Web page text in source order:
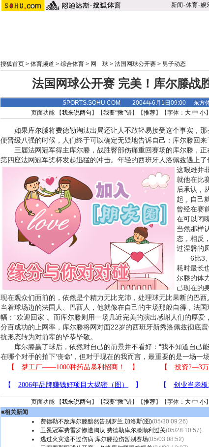
新闻-体育-娱
搜狐首页 > 体育频道 > 综合体育 > 网 球 > 法国网球公开赛 > 男子动态
法国网球公开赛 完美！库尔滕战
SPORTS.SOHU.COM 2004年6月1日09:00 东方
页面功能 【我来说两句 】【我要“揪”错】【推荐】【字体： 大 中 小
如果库尔滕将费德勒淘汰出局还让人不敢轻易接受这个事实，
便晋级八强的时候，人们终于可以确定无疑地告诉自己：库尔滕回来
三届法网冠军得主库尔滕，战胜臀部伤痛重回赛场的库尔滕，正
第四座法网冠军奖杯发起迅猛的冲击。年轻的西班牙人洛佩兹遇上了
这艰难并
就他在比
后承认，
起，自己
曾经在赛
在可以闭
当然那样
态，相反
过涅磐的
6比3、
耗时最长
尔滕的体
己现在的
现在观众们面前的，依然是个精力无比充沛，处理球无比果断的巴西
当着球场边的法国人、巴西人，他就像在自己的主场那般自得，法
幅：“欢迎回家”。而库尔滕则用一场几近完美的演出感谢人们的厚爱
分百成功的上网率，库尔滕将网对面22岁的西班牙新秀洛佩兹彻底
抗形态转为对前辈的毕恭毕敬。
库尔滕赢了球后，依然对自己的前景并不看好：“我不知道自己
在哪个对手的拍下‘丧命’，但对于现在的我而言，最重要的是一场一
页面功能 【我来说两句 】【我要“揪”错】【推荐】【字体： 大 中 小
■相关新闻
费德勒不敌库尔滕黯然告别罗兰.加洛斯(图)(05/30 09:26)
卫冕冠军费雷罗惨遭淘汰 费德勒库尔滕顺利过关(05/28 10:57)
逃过火灾逃不过伤病 库尔滕拉伤暂别赛场(05/03 08:52)